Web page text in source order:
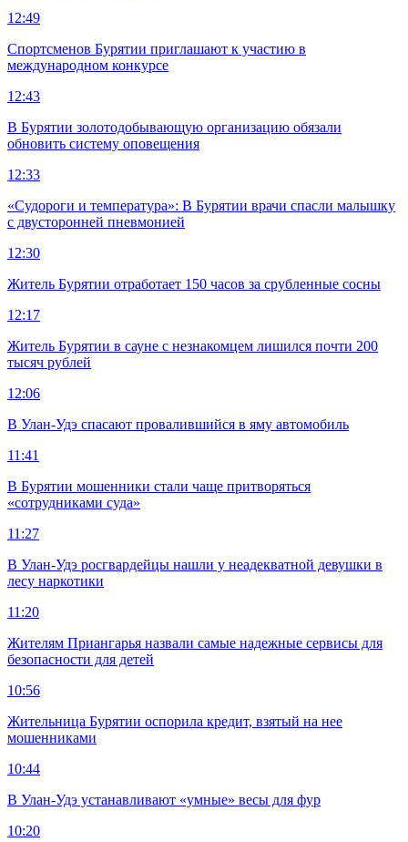
12:49
Спортсменов Бурятии приглашают к участию в
международном конкурсе
12:43
В Бурятии золотодобывающую организацию обязали
обновить систему оповещения
12:33
«Судороги и температура»: В Бурятии врачи спасли малышку
с двусторонней пневмонией
12:30
Житель Бурятии отработает 150 часов за срубленные сосны
12:17
Житель Бурятии в сауне с незнакомцем лишился почти 200
тысяч рублей
12:06
В Улан-Удэ спасают провалившийся в яму автомобиль
11:41
В Бурятии мошенники стали чаще притворяться
«сотрудниками суда»
11:27
В Улан-Удэ росгвардейцы нашли у неадекватной девушки в
лесу наркотики
11:20
Жителям Приангарья назвали самые надежные сервисы для
безопасности для детей
10:56
Жительница Бурятии оспорила кредит, взятый на нее
мошенниками
10:44
В Улан-Удэ устанавливают «умные» весы для фур
10:20